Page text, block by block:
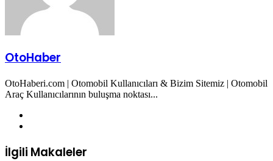
OtoHaber
OtoHaberi.com | Otomobil Kullanıcıları & Bizim Sitemiz | Otomobil
Araç Kullanıcılarının buluşma noktası...
İlgili Makaleler